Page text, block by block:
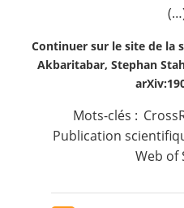
Continuer sur le site de la
Akbaritabar, Stephan
Mots-clés :
Publication
Web of